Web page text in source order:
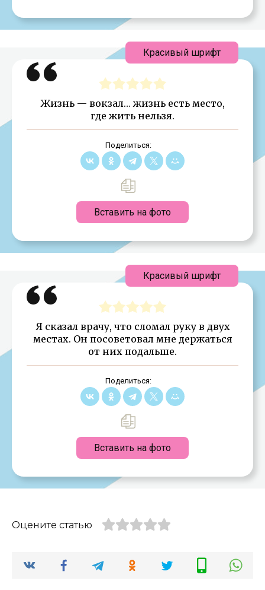
Жизнь — вокзал… жизнь есть место,
где жить нельзя.
Поделиться:
Вставить на фото
Красивый шрифт
Я сказал врачу, что сломал руку в двух
местах. Он посоветовал мне держаться
от них подальше.
Поделиться:
Вставить на фото
Красивый шрифт
Оцените статью